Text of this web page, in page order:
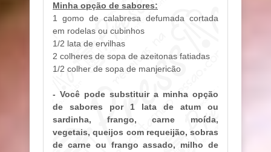
Minha opção de sabores:
1 gomo de calabresa defumada cortada
em rodelas ou cubinhos
1/2 lata de ervilhas
2 colheres de sopa de azeitonas fatiadas
1/2 colher de sopa de manjericão
- Você pode substituir a minha opção
de sabores por 1 lata de atum ou
sardinha, frango, carne moída,
vegetais, queijos com requeijão, sobras
de carne ou frango assado, milho de